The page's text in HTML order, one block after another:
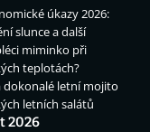
úkazy 2026:
slunce a další
miminko při
teplotách?
dokonalé letní mojito
letních salátů
2026